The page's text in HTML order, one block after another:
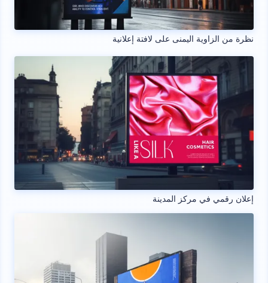
نظرة من الزاوية اليمنى على لافتة إعلانية
إعلان رقمي في مركز المدينة